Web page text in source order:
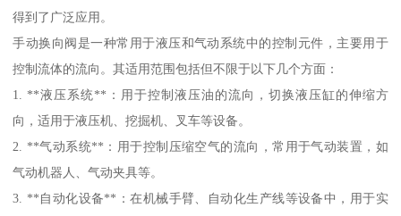
得到了广泛应用。
手动换向阀是一种常用于液压和气动系统中的控制元件，主要用于
控制流体的流向。其适用范围包括但不限于以下几个方面：
1. **液压系统**：用于控制液压油的流向，切换液压缸的伸缩方
向，适用于液压机、挖掘机、叉车等设备。
2. **气动系统**：用于控制压缩空气的流向，常用于气动装置，如
气动机器人、气动夹具等。
3. **自动化设备**：在机械手臂、自动化生产线等设备中，用于实